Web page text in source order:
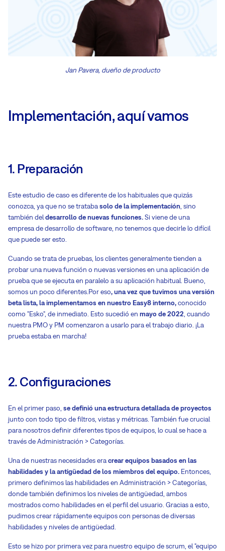
Jan Pavera, dueño de producto
Implementación, aquí vamos
1. Preparación
Este estudio de caso es diferente de los habituales que quizás
conozca, ya que no se tratabasolo de la implementación , sino
también deldesarrollo de nuevas funciones.Si viene de una
empresa de desarrollo de software, no tenemos que decirle lo difícil
que puede ser esto.
Cuando se trata de pruebas, los clientes generalmente tienden a
probar una nueva función o nuevas versiones en una aplicación de
prueba que se ejecuta en paralelo a su aplicación habitual. Bueno,
somos un poco diferentes.Por eso, una vez que tuvimos una versión
beta lista, la implementamos en nuestro Easy8 interno,conocido
como "Esko", de inmediato. Esto sucedió en mayo de 2022 , cuando
nuestra PMO y PM comenzaron a usarlo para el trabajo diario. ¡La
prueba estaba en marcha!
2. Configuraciones
En el primer paso, se definió una estructura detallada de proyectos
junto con todo tipo de filtros, vistas y métricas. También fue crucial
para nosotros definir diferentes tipos de equipos, lo cual se hace a
través de Administración > Categorías.
Una de nuestras necesidades eracrear equipos basados en las
habilidades y la antigüedad de los miembros del equipo. Entonces,
primero definimos las habilidades en Administración > Categorías,
donde también definimos los niveles de antigüedad, ambos
mostrados como habilidades en el perfil del usuario. Gracias a esto,
pudimos crear rápidamente equipos con personas de diversas
habilidades y niveles de antigüedad.
Esto se hizo por primera vez para nuestro equipo de scrum, el "equipo